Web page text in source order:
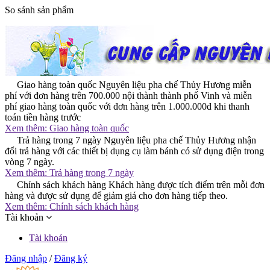
So sánh sản phẩm
Giao hàng toàn quốc Nguyên liệu pha chế Thủy Hương miễn
phí với đơn hàng trên 700.000 nội thành thành phố Vinh và miễn
phí giao hàng toàn quốc với đơn hàng trên 1.000.000đ khi thanh
toán tiền hàng trước
Xem thêm: Giao hàng toàn quốc
Trả hàng trong 7 ngày Nguyên liệu pha chế Thủy Hương nhận
đổi trả hàng với các thiết bị dụng cụ làm bánh có sử dụng điện trong
vòng 7 ngày.
Xem thêm: Trả hàng trong 7 ngày
Chính sách khách hàng Khách hàng được tích điểm trên mỗi đơn
hàng và được sử dụng để giảm giá cho đơn hàng tiếp theo.
Xem thêm: Chính sách khách hàng
Tài khoản
Tài khoản
Đăng nhập /Đăng ký